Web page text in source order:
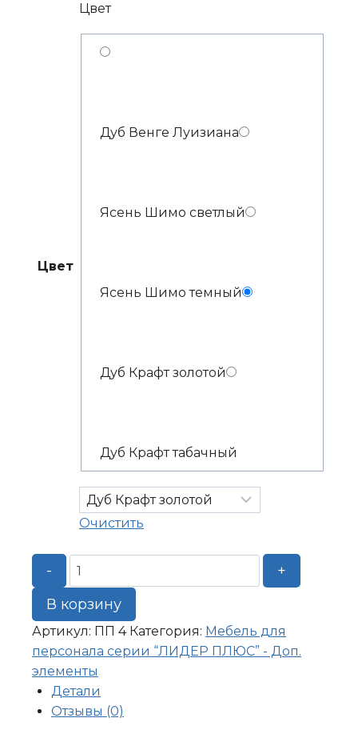
Цвет
Цвет
Дуб Венге Луизиана
Ясень Шимо светлый
Ясень Шимо темный
Дуб Крафт золотой
Дуб Крафт табачный
Очистить
-
Количество
товара
Полка
подвесная
1110*220*540
+
В корзину
Артикул: ПП 4 Категория: Мебель для
персонала серии “ЛИДЕР ПЛЮС” - Доп.
элементы
Детали
Отзывы (0)